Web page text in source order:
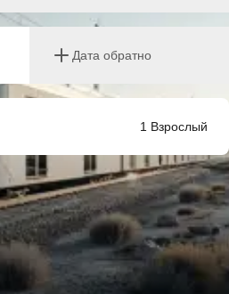
Дата обратно
1 Взрослый